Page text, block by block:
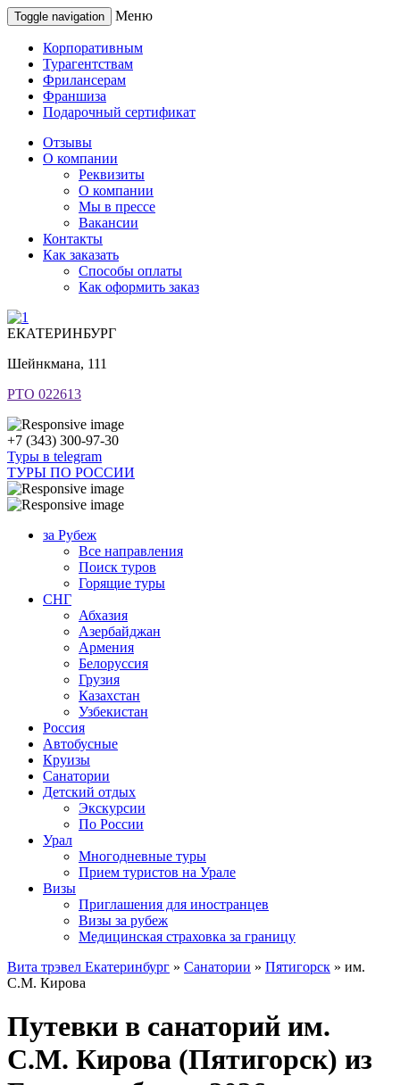
Toggle navigation Меню
Корпоративным
Турагентствам
Фрилансерам
Франшиза
Подарочный сертификат
Отзывы
О компании
Реквизиты
О компании
Мы в прессе
Вакансии
Контакты
Как заказать
Способы оплаты
Как оформить заказ
ЕКАТЕРИНБУРГ
Шейнкмана, 111
РТО 022613
+7 (343) 300-97-30
Туры в telegram
ТУРЫ ПО РОССИИ
за Рубеж
Все направления
Поиск туров
Горящие туры
СНГ
Абхазия
Азербайджан
Армения
Белоруссия
Грузия
Казахстан
Узбекистан
Россия
Автобусные
Круизы
Санатории
Детский отдых
Экскурсии
По России
Урал
Многодневные туры
Прием туристов на Урале
Визы
Приглашения для иностранцев
Визы за рубеж
Медицинская страховка за границу
Вита трэвел Екатеринбург » Санатории » Пятигорск » им.
С.М. Кирова
Путевки в санаторий им.
С.М. Кирова (Пятигорск) из